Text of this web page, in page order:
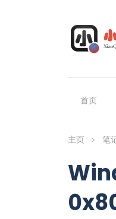
首页
主页 笔